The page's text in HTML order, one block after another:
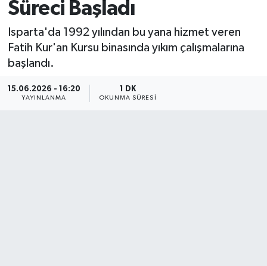
Süreci Başladı
Isparta'da 1992 yılından bu yana hizmet veren
Fatih Kur'an Kursu binasında yıkım çalışmalarına
başlandı.
15.06.2026 - 16:20
YAYINLANMA
1 DK
OKUNMA SÜRESI
BİLİM VE TEKNOLOJİ
EĞİTİM
GENEL
Tüm Manşetler
Son Dakika Haberleri
Haber Arşivi